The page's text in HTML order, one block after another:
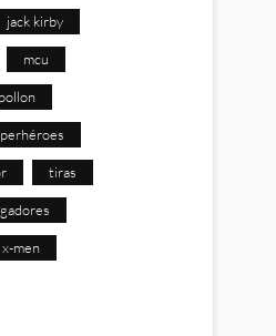
jack kirby
mcu
pollon
tiras
x-men